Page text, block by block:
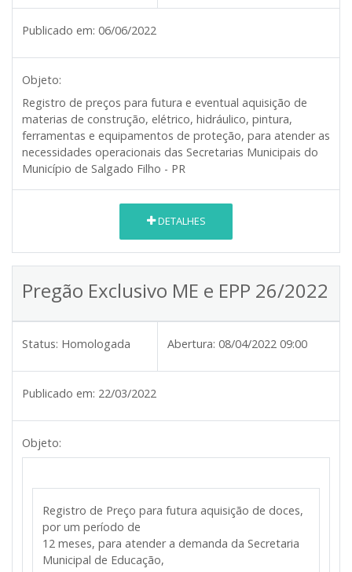
Publicado em: 06/06/2022
Objeto:
Registro de preços para futura e eventual aquisição de
materias de construção, elétrico, hidráulico, pintura,
ferramentas e equipamentos de proteção, para atender as
necessidades operacionais das Secretarias Municipais do
Município de Salgado Filho - PR
DETALHES
Pregão Exclusivo ME e EPP 26/2022
Status: Homologada Abertura: 08/04/2022 09:00
Publicado em: 22/03/2022
Objeto:
Registro de Preço para futura aquisição de doces,
por um período de
12 meses, para atender a demanda da Secretaria
Municipal de Educação,